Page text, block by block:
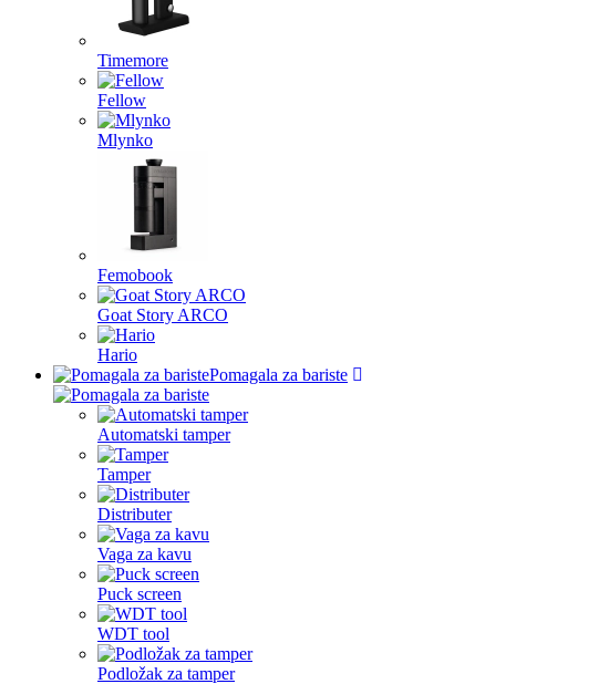
Timemore
Fellow
Mlynko
Femobook
Goat Story ARCO
Hario
Pomagala za bariste
Automatski tamper
Tamper
Distributer
Vaga za kavu
Puck screen
WDT tool
Podložak za tamper